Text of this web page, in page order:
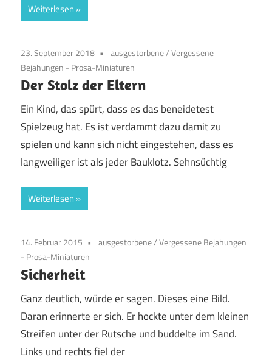
Weiterlesen
23. September 2018 ausgestorbene/Vergessene
Bejahungen - Prosa-Miniaturen
Der Stolz der Eltern
Ein Kind, das spürt, dass es das beneidetest
Spielzeug hat. Es ist verdammt dazu damit zu
spielen und kann sich nicht eingestehen, dass es
langweiliger ist als jeder Bauklotz. Sehnsüchtig
Weiterlesen
14. Februar 2015 ausgestorbene/Vergessene Bejahungen
- Prosa-Miniaturen
Sicherheit
Ganz deutlich, würde er sagen. Dieses eine Bild.
Daran erinnerte er sich. Er hockte unter dem kleinen
Streifen unter der Rutsche und buddelte im Sand.
Links und rechts fiel der